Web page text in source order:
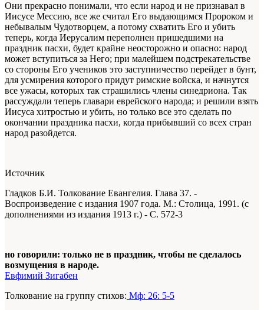
Они прекрасно понимали, что если народ и не признавал в
Иисусе Мессию, все же считал Его выдающимся Пророком и
небывалым Чудотворцем, а потому схватить Его и убить
теперь, когда Иерусалим переполнен пришедшими на
праздник пасхи, будет крайне неосторожно и опасно: народ
может вступиться за Него; при малейшем подстрекательстве
со стороны Его учеников это заступничество перейдет в бунт,
для усмирения которого придут римские войска, и начнутся
все ужасы, которых так страшились члены синедриона. Так
рассуждали теперь главари еврейского народа; и решили взять
Иисуса хитростью и убить, но только все это сделать по
окончании праздника пасхи, когда прибывший со всех стран
народ разойдется.
Источник
Гладков Б.И. Толкование Евангелия. Глава 37. -
Воспроизведение с издания 1907 года. М.: Столица, 1991. (с
дополнениями из издания 1913 г.) - С. 572-3
но говорили: только не в праздник, чтобы не сделалось
возмущения в народе.
Евфимий Зигабен
Толкование на группу стихов: Мф: 26: 5-5